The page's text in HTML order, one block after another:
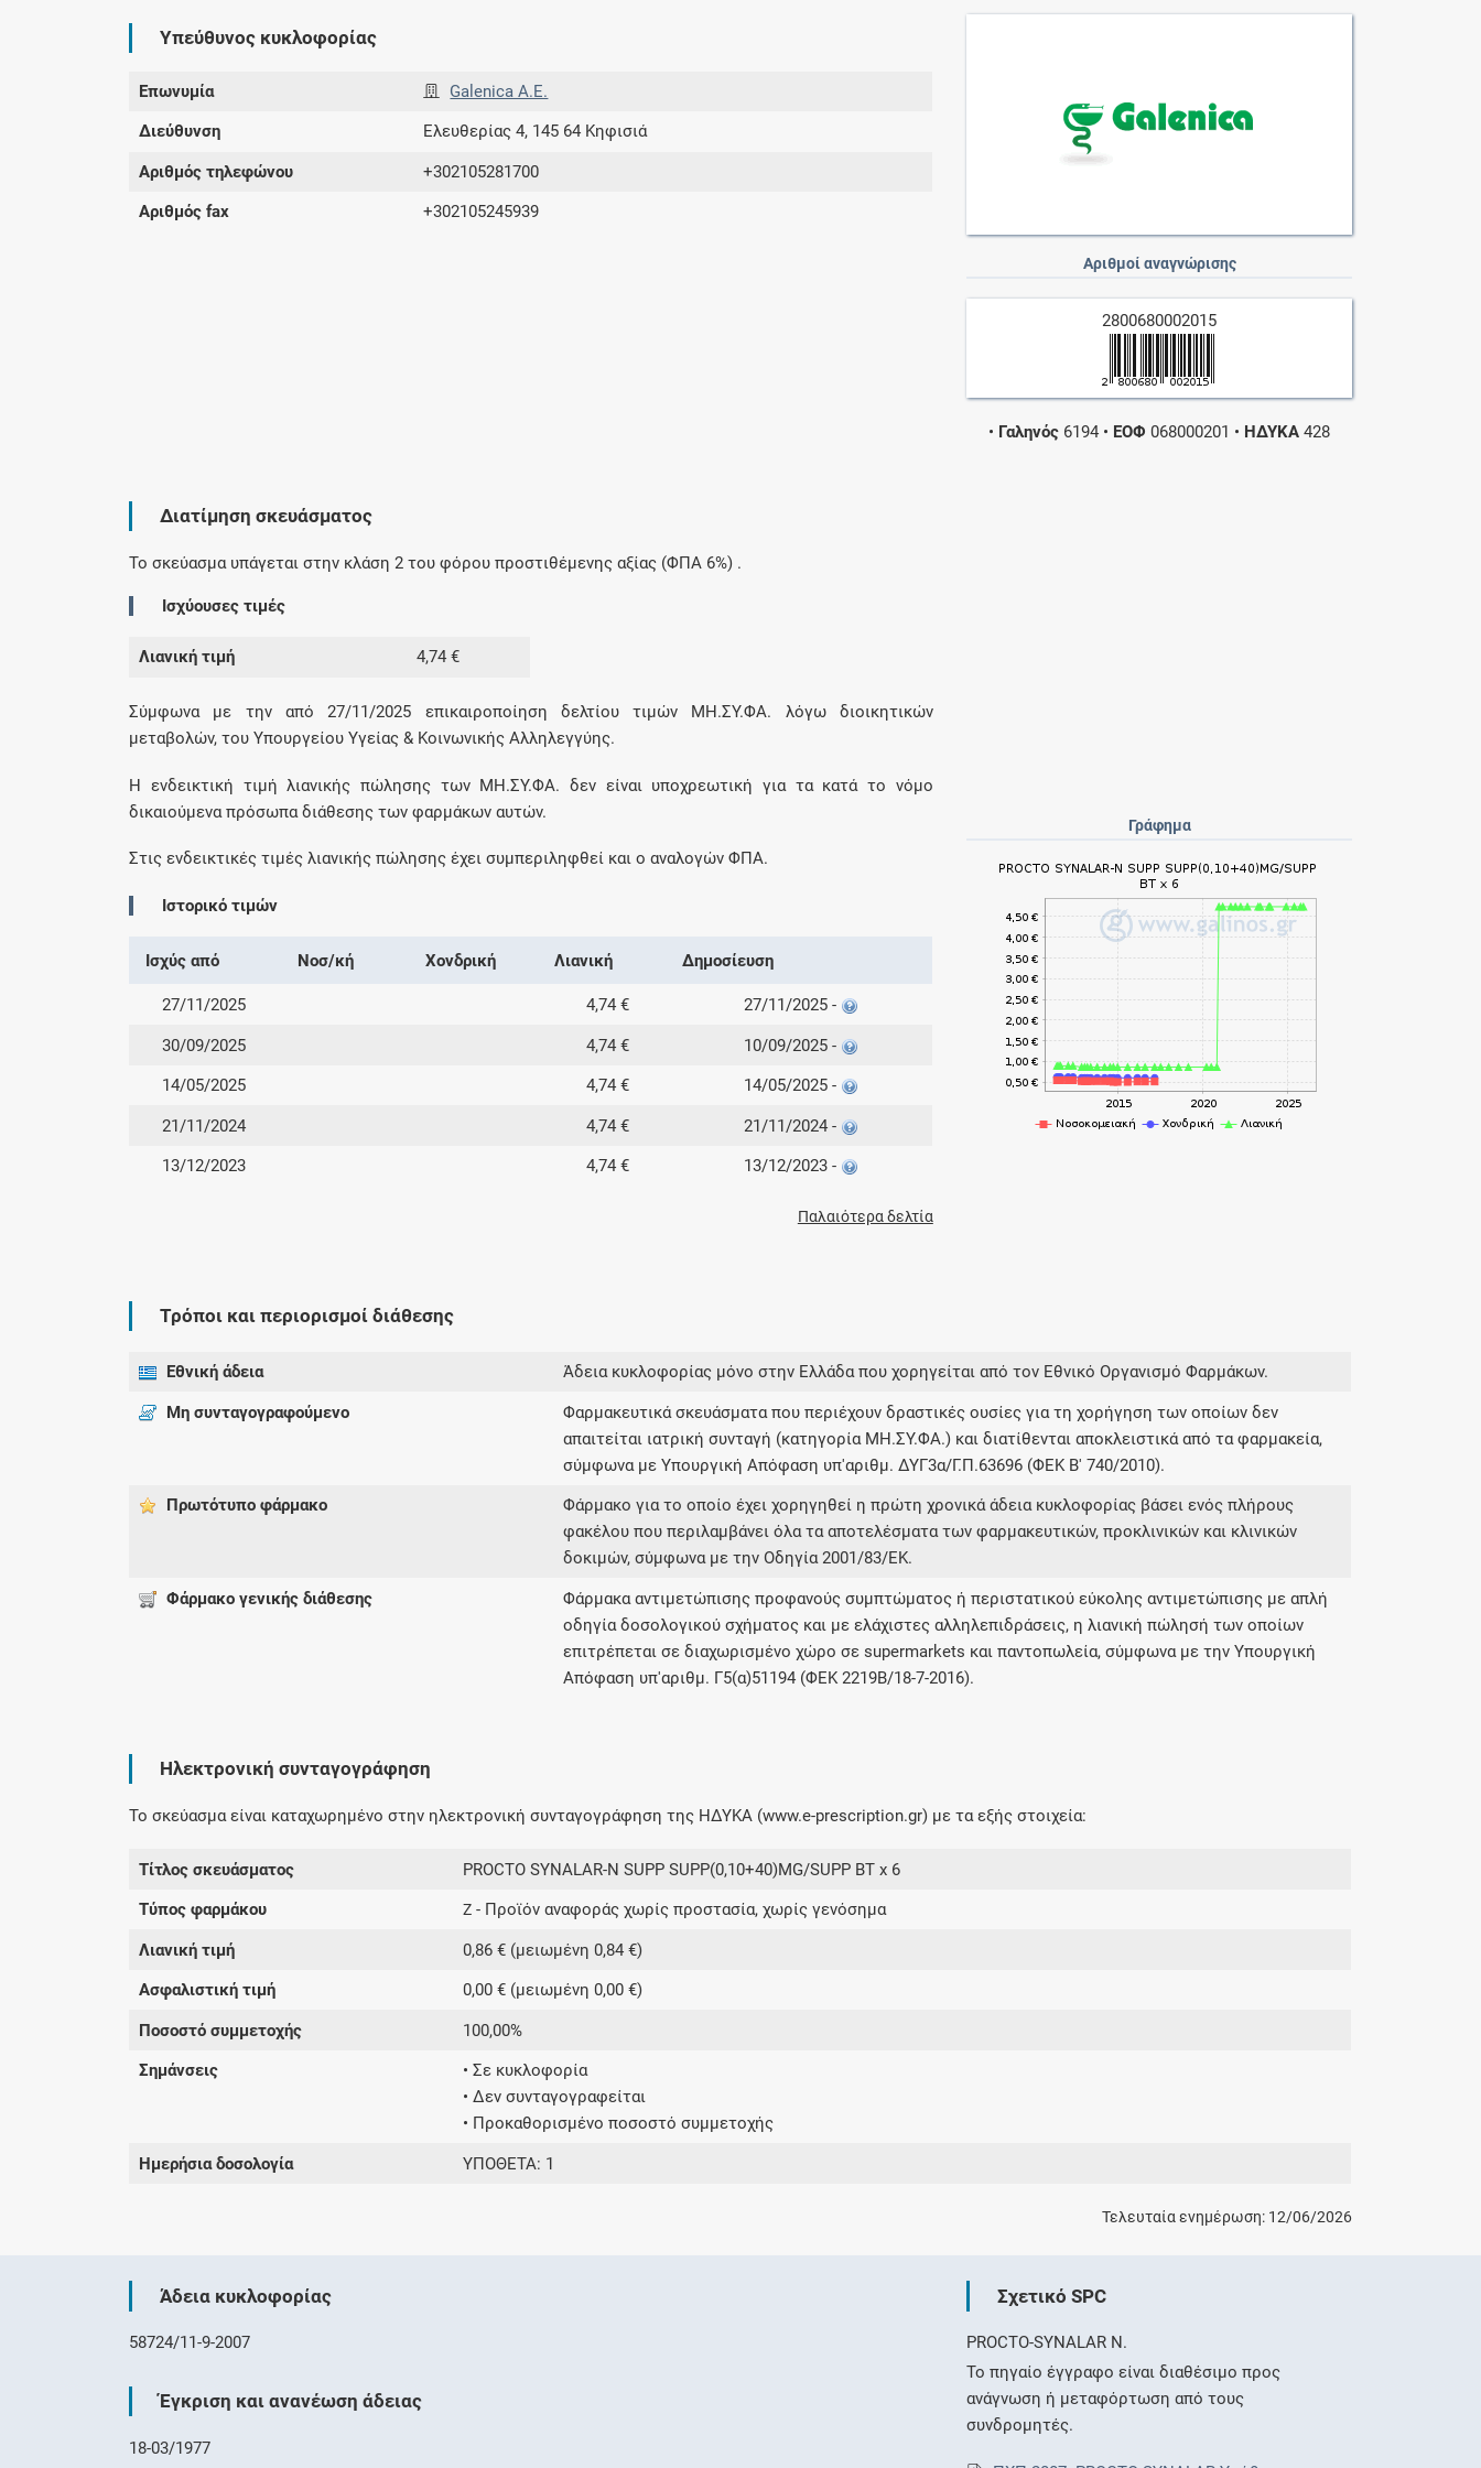
επιπλέον παροχές των συνδρομητικών
σήμερα
Υπεύθυνος κυκλοφορίας
Επωνυμία Galenica A.Ε.
Διεύθυνση Ελευθερίας 4, 145 64 Κηφισιά
Αριθμός τηλεφώνου +302105281700
Αριθμός fax +302105245939
Αριθμοί αναγνώρισης
2800680002015
• Γαληνός 6194 • ΕΟΦ 068000201 • ΗΔΥΚΑ 428
Διατίμηση σκευάσματος
Το σκεύασμα υπάγεται στην κλάση 2 του φόρου προστιθέμενης αξίας (ΦΠΑ 6%) .
Ισχύουσες τιμές
Λιανική τιμή 4,74 €
Σύμφωνα με την από 27/11/2025 επικαιροποίηση δελτίου τιμών ΜΗ.ΣΥ.ΦΑ. λόγω διοικητικών
μεταβολών, του Υπουργείου Υγείας & Κοινωνικής Αλληλεγγύης.
H ενδεικτική τιμή λιανικής πώλησης των ΜΗ.ΣΥ.ΦΑ. δεν είναι υποχρεωτική για τα κατά το νόμο
δικαιούμενα πρόσωπα διάθεσης των φαρμάκων αυτών.
Στις ενδεικτικές τιμές λιανικής πώλησης έχει συμπεριληφθεί και ο αναλογών ΦΠΑ.
Ιστορικό τιμών
Ισχύς από Νοσ/κή Χονδρική Λιανική Δημοσίευση
27/11/2025 4,74 € 27/11/2025 -
30/09/2025 4,74 € 10/09/2025 -
14/05/2025 4,74 € 14/05/2025 -
21/11/2024 4,74 € 21/11/2024 -
13/12/2023 4,74 € 13/12/2023 -
Παλαιότερα δελτία
Γράφημα
Τρόποι και περιορισμοί διάθεσης
Εθνική άδεια Άδεια κυκλοφορίας μόνο στην Ελλάδα που χορηγείται από τον Εθνικό Οργανισμό Φαρμάκων.
Μη συνταγογραφούμενο
Φαρμακευτικά σκευάσματα που περιέχουν δραστικές ουσίες για τη χορήγηση των οποίων δεν
απαιτείται ιατρική συνταγή (κατηγορία ΜΗ.ΣΥ.ΦΑ.) και διατίθενται αποκλειστικά από τα φαρμακεία,
σύμφωνα με Υπουργική Απόφαση υπ'αριθμ. ΔΥΓ3α/Γ.Π.63696 (ΦΕΚ Β' 740/2010).
Πρωτότυπο φάρμακo
Φάρμακο για το οποίο έχει χορηγηθεί η πρώτη χρονικά άδεια κυκλοφορίας βάσει ενός πλήρους
φακέλου που περιλαμβάνει όλα τα αποτελέσματα των φαρμακευτικών, προκλινικών και κλινικών
δοκιμών, σύμφωνα με την Οδηγία 2001/83/ΕΚ.
Φάρμακο γενικής διάθεσης
Φάρμακα αντιμετώπισης προφανούς συμπτώματος ή περιστατικού εύκολης αντιμετώπισης με απλή
οδηγία δοσολογικού σχήματος και με ελάχιστες αλληλεπιδράσεις, η λιανική πώλησή των οποίων
επιτρέπεται σε διαχωρισμένο χώρο σε supermarkets και παντοπωλεία, σύμφωνα με την Υπουργική
Απόφαση υπ'αριθμ. Γ5(α)51194 (ΦΕΚ 2219Β/18-7-2016).
Ηλεκτρονική συνταγογράφηση
Το σκεύασμα είναι καταχωρημένο στην ηλεκτρονική συνταγογράφηση της ΗΔΥΚΑ (www.e-prescription.gr) με τα εξής στοιχεία:
Τίτλος σκευάσματος PROCTO SYNALAR-N SUPP SUPP(0,10+40)MG/SUPP ΒT x 6
Τύπος φαρμάκου Z- Προϊόν αναφοράς χωρίς προστασία, χωρίς γενόσημα
Λιανική τιμή 0,86 € (μειωμένη 0,84 €)
Ασφαλιστική τιμή 0,00 € (μειωμένη 0,00 €)
Ποσοστό συμμετοχής 100,00%
Σημάνσεις
• Σε κυκλοφορία
• Δεν συνταγογραφείται
• Προκαθορισμένο ποσοστό συμμετοχής
Ημερήσια δοσολογία ΥΠΟΘΕΤΑ: 1
Τελευταία ενημέρωση: 12/06/2026
Άδεια κυκλοφορίας
58724/11-9-2007
Έγκριση και ανανέωση άδειας
18-03/1977
Σχετικό SPC
PROCTO-SYNALAR N.
Το πηγαίο έγγραφο είναι διαθέσιμο προς
ανάγνωση ή μεταφόρτωση από τους
συνδρομητές.